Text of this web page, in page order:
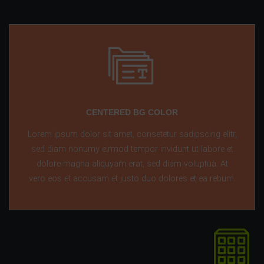
CENTERED BG COLOR
Lorem ipsum dolor sit amet, consetetur sadipscing elitr,
sed diam nonumy eirmod tempor invidunt ut labore et
dolore magna aliquyam erat, sed diam voluptua. At
vero eos et accusam et justo duo dolores et ea rebum.